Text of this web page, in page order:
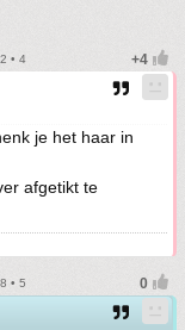
• 4
je het haar in
afgetikt te
• 5